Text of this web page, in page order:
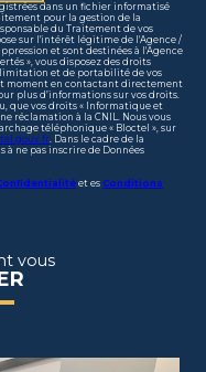
dans un fichier informatisé
pour la gestion de la
du Traitement de vos
sur l'intérêt légitime de l'Agence /
et sont destinées à l'Agence
», vous disposez des droits
limitation et de portabilité de vos
moment en contactant directement
plus d’informations sur vos droits.
que vos droits « Informatique et
réclamation à la CNIL. Nous vous
téléphonique « Bloctel », sur
. Dans le cadre de la
à ne pas inscrire de Données
et es Conditions
vous